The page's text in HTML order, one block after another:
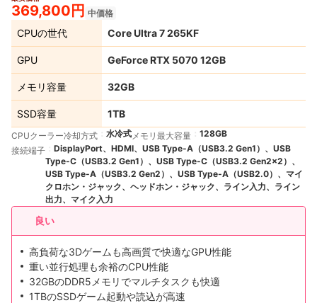
369,800円 中価格
CPUの世代 Core Ultra 7 265KF
GPU GeForce RTX 5070 12GB
メモリ容量 32GB
SSD容量 1TB
CPUクーラー冷却方式 水冷式 メモリ最大容量
128GB
接続端子
DisplayPort、HDMI、USB Type-A（USB3.2 Gen1）、USB
Type-C（USB3.2 Gen1）、USB Type-C（USB3.2 Gen2x2）、
USB Type-A（USB3.2 Gen2）、USB Type-A（USB2.0）、マイ
クロホン・ジャック、ヘッドホン・ジャック、ライン入力、ライン
出力、マイク入力
良い
高負荷な3Dゲームも高画質で快適なGPU性能
重い並行処理も余裕のCPU性能
32GBのDDR5メモリでマルチタスクも快適
1TBのSSDゲーム起動や読込が高速